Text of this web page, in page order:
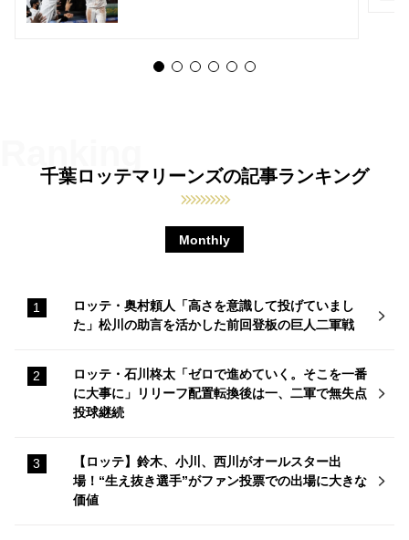
千葉ロッテマリーンズの記事ランキング
Monthly
ロッテ・奥村頼人「高さを意識して投げていまし
た」松川の助言を活かした前回登板の巨人二軍戦
ロッテ・石川柊太「ゼロで進めていく。そこを一番
に大事に」リリーフ配置転換後は一、二軍で無失点
投球継続
【ロッテ】鈴木、小川、西川がオールスター出
場！“生え抜き選手”がファン投票での出場に大きな
価値